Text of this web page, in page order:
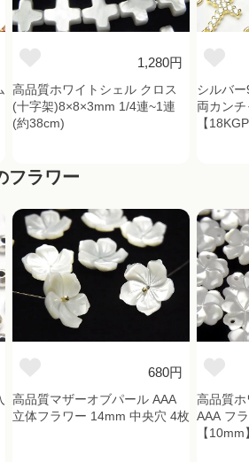
1,280円
高品質ホワイトシェル クロス
(十字架)8×8×3mm 1/4連~1連
(約38cm)
シルバ
両カン
【
フラワー
680円
高品質マザーオブパール AAA
立体フラワー 14mm 中央穴 4枚
高品質
AAA フ
【